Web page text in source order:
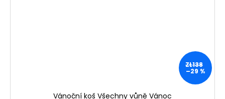
ZŁ138
–29 %
Vánoční koš Všechny vůně Vánoc